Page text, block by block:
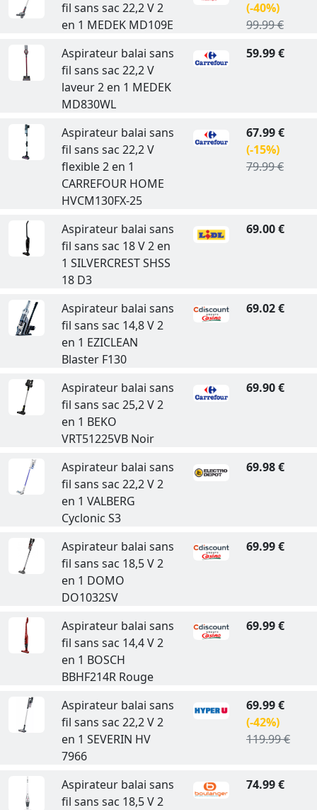
fil sans sac 22,2 V 2
en 1 MEDEK MD109E
(-40%)
99.99 €
Aspirateur balai sans
fil sans sac 22,2 V
laveur 2 en 1 MEDEK
MD830WL
59.99 €
Aspirateur balai sans
fil sans sac 22,2 V
flexible 2 en 1
CARREFOUR HOME
HVCM130FX-25
67.99 €
(-15%)
79.99 €
Aspirateur balai sans
fil sans sac 18 V 2 en
1 SILVERCREST SHSS
18 D3
69.00 €
Aspirateur balai sans
fil sans sac 14,8 V 2
en 1 EZICLEAN
Blaster F130
69.02 €
Aspirateur balai sans
fil sans sac 25,2 V 2
en 1 BEKO
VRT51225VB Noir
69.90 €
Aspirateur balai sans
fil sans sac 22,2 V 2
en 1 VALBERG
Cyclonic S3
69.98 €
Aspirateur balai sans
fil sans sac 18,5 V 2
en 1 DOMO
DO1032SV
69.99 €
Aspirateur balai sans
fil sans sac 14,4 V 2
en 1 BOSCH
BBHF214R Rouge
69.99 €
Aspirateur balai sans
fil sans sac 22,2 V 2
en 1 SEVERIN HV
7966
69.99 €
(-42%)
119.99 €
Aspirateur balai sans
fil sans sac 18,5 V 2
74.99 €